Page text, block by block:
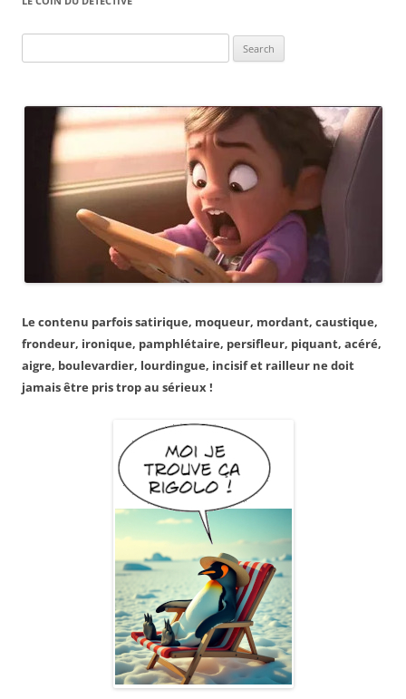
for:
Le contenu parfois satirique, moqueur, mordant, caustique,
frondeur, ironique, pamphlétaire, persifleur, piquant, acéré,
aigre, boulevardier, lourdingue, incisif et railleur ne doit
jamais être pris trop au sérieux !